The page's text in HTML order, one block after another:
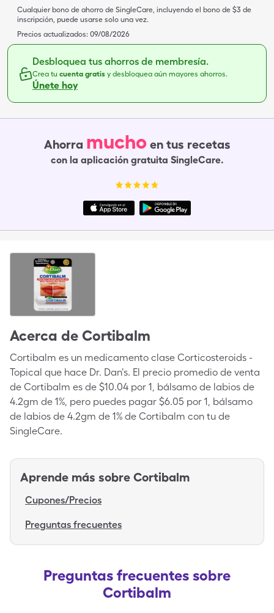
Cualquier bono de ahorro de SingleCare, incluyendo el bono de $3 de
inscripción, puede usarse solo una vez.
Precios actualizados: 09/08/2026
Desbloquea tus ahorros de membresía.
Crea tu cuenta gratis y desbloquea aún mayores ahorros.
Únete hoy
Ahorra mucho en tus recetas
con la aplicación gratuita SingleCare.
Acerca de Cortibalm
Cortibalm es un medicamento clase Corticosteroids -
Topical que hace Dr. Dan's. El precio promedio de venta
de Cortibalm es de $10.04 por 1, bálsamo de labios de
4.2gm de 1%, pero puedes pagar $6.05 por 1, bálsamo
de labios de 4.2gm de 1% de Cortibalm con tu de
SingleCare.
Aprende más sobre Cortibalm
Cupones/Precios
Preguntas frecuentes
Preguntas frecuentes sobre
Cortibalm